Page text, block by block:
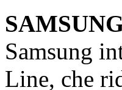
Samsung
Line, che